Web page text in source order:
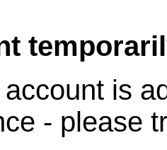
is
- please